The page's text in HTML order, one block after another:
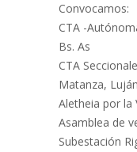
Convocamos:
CTA -
Bs. As
CTA
Matanza,
Aletheia por la
Asamblea de
Subestación